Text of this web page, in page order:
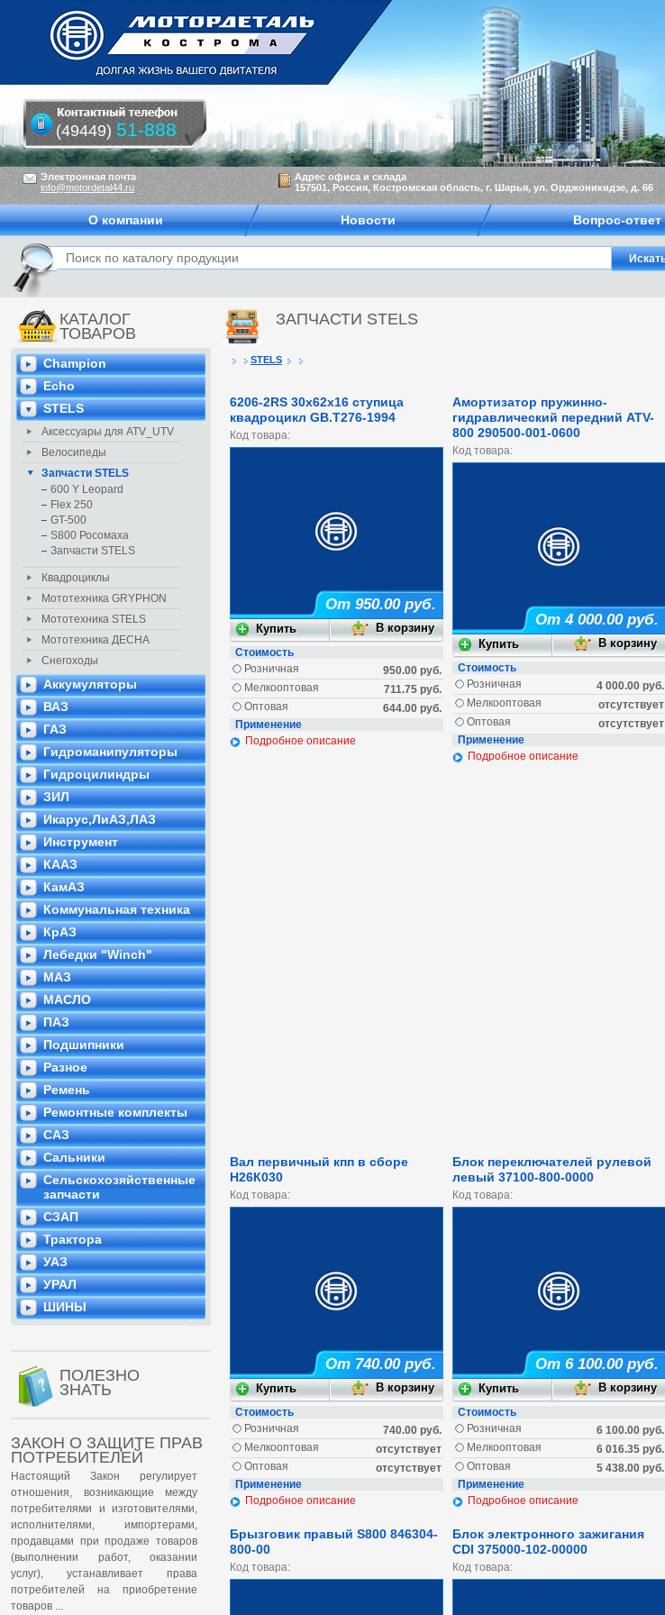
КАТАЛОГ
ТОВАРОВ
Champion
Echo
STELS
Аксессуары для ATV_UTV
Велосипеды
Запчасти STELS
600 Y Leopard
Flex 250
GT-500
S800 Росомаха
Запчасти STELS
Квадроциклы
Мототехника GRYPHON
Мототехника STELS
Мототехника ДЕСНА
Снегоходы
Аккумуляторы
ВАЗ
ГАЗ
Гидроманипуляторы
Гидроцилиндры
ЗИЛ
Икарус,ЛиАЗ,ЛАЗ
Инструмент
КААЗ
КамАЗ
Коммунальная техника
КрАЗ
Лебедки "Winch"
МАЗ
МАСЛО
ПАЗ
Подшипники
Разное
Ремень
Ремонтные комплекты
САЗ
Сальники
Сельскохозяйственные
запчасти
СЗАП
Трактора
УАЗ
УРАЛ
ШИНЫ
ПОЛЕЗНО
ЗНАТЬ
ЗАКОН О ЗАЩИТЕ ПРАВ
ПОТРЕБИТЕЛЕЙ
Настоящий Закон регулирует
отношения, возникающие между
потребителями и изготовителями,
исполнителями, импортерами,
продавцами при продаже товаров
(выполнении работ, оказании
услуг), устанавливает права
потребителей на приобретение
товаров ...
ЗАПЧАСТИ STELS
STELS
6206-2RS 30х62х16 ступица
квадроцикл GB.T276-1994
Код товара:
От 950.00 руб.
Стоимость
950.00 руб.
Розничная
711.75 руб.
Мелкооптовая
644.00 руб.
Оптовая
Применение
Подробное описание
Амортизатор пружинно-
гидравлический передний ATV-
800 290500-001-0600
Код товара:
От 4 000.00 руб.
Стоимость
4 000.00 руб.
Розничная
отсутствует
Мелкооптовая
отсутствует
Оптовая
Применение
Подробное описание
Вал первичный кпп в сборе
Н26К030
Код товара:
От 740.00 руб.
Стоимость
740.00 руб.
Розничная
отсутствует
Мелкооптовая
отсутствует
Оптовая
Применение
Подробное описание
Блок переключателей рулевой
левый 37100-800-0000
Код товара:
От 6 100.00 руб.
Стоимость
6 100.00 руб.
Розничная
6 016.35 руб.
Мелкооптовая
5 438.00 руб.
Оптовая
Применение
Подробное описание
Брызговик правый S800 846304-
800-00
Код товара:
Блок электронного зажигания
CDI 375000-102-00000
Код товара:
Электронная почта
info@motordetal44.ru
Адрес офиса и склада
157501, Россия, Костромская область, г. Шарья, ул. Орджоникидзе, д. 66
(49449) 51-888
О компании Новости Вопрос-ответ